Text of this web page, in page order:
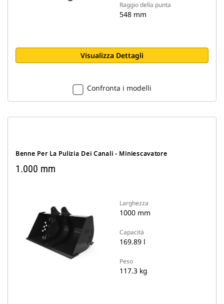
Raggio della punta
548 mm
Visualizza Dettagli
Confronta i modelli
Benne Per La Pulizia Dei Canali - Miniescavatore
1.000 mm
Larghezza
1000 mm
Capacità
169.89 l
Peso
117.3 kg